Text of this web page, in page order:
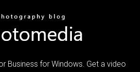
Business for Windows. Get a video